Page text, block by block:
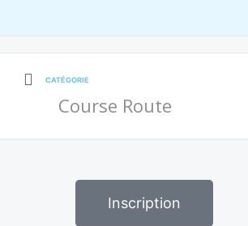
CATÉGORIE
Course Route
Inscription